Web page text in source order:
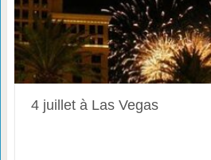
4 juillet à Las Vegas